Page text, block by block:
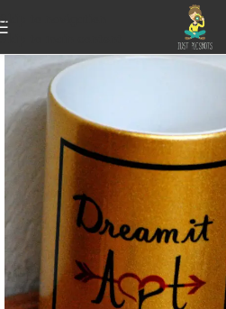
Skip to navigation
Skip to main content